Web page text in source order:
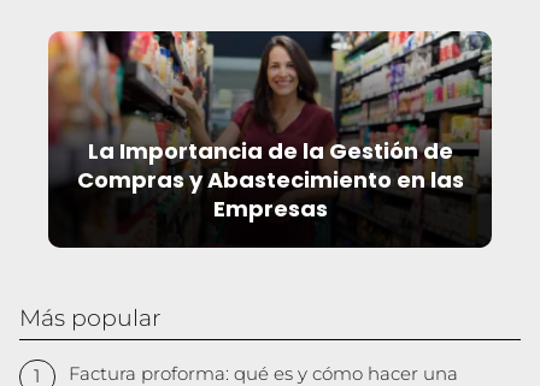
La Importancia de la Gestión de
Compras y Abastecimiento en las
Empresas
Más popular
Factura proforma: qué es y cómo hacer una